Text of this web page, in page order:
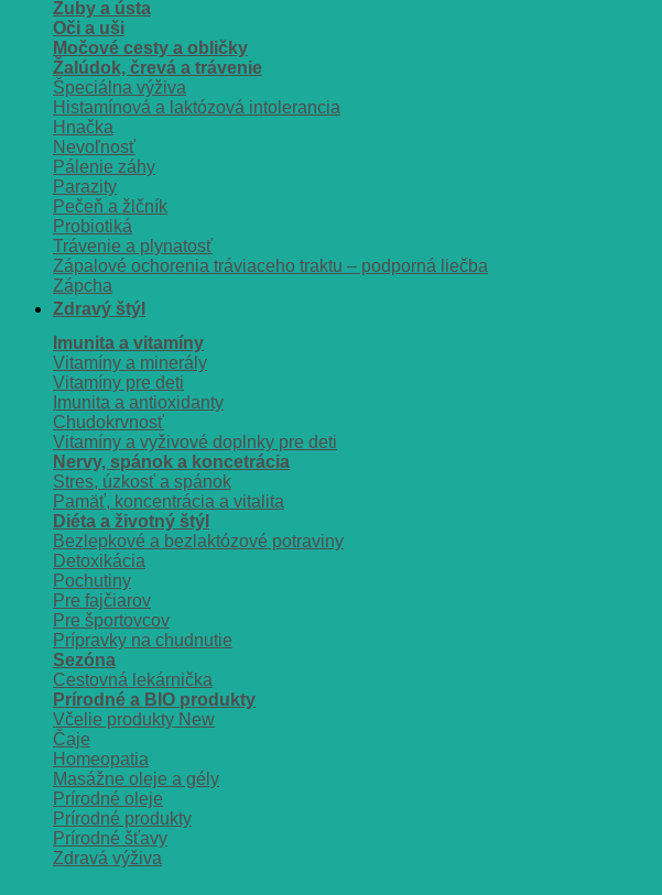
Zuby a ústa
Oči a uši
Močové cesty a obličky
Žalúdok, črevá a trávenie
Špeciálna výživa
Histamínová a laktózová intolerancia
Hnačka
Nevoľnosť
Pálenie záhy
Parazity
Pečeň a žlčník
Probiotiká
Trávenie a plynatosť
Zápalové ochorenia tráviaceho traktu – podporná liečba
Zápcha
Zdravý štýl
Imunita a vitamíny
Vitamíny a minerály
Vitamíny pre deti
Imunita a antioxidanty
Chudokrvnosť
Vitamíny a vyživové doplnky pre deti
Nervy, spánok a koncetrácia
Stres, úzkosť a spánok
Pamäť, koncentrácia a vitalita
Diéta a životný štýl
Bezlepkové a bezlaktózové potraviny
Detoxikácia
Pochutiny
Pre fajčiarov
Pre športovcov
Prípravky na chudnutie
Sezóna
Cestovná lekárnička
Prírodné a BIO produkty
Včelie produkty
Čaje
Homeopatia
Masážne oleje a gély
Prírodné oleje
Prírodné produkty
Prírodné šťavy
Zdravá výživa